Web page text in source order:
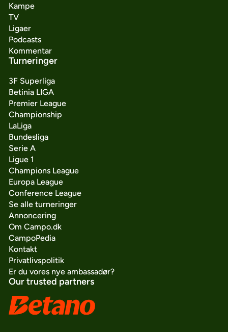
Kampe
TV
Ligaer
Podcasts
Kommentar
Turneringer
3F Superliga
Betinia LIGA
Premier League
Championship
LaLiga
Bundesliga
Serie A
Ligue 1
Champions League
Europa League
Conference League
Se alle turneringer
Annoncering
Om Campo.dk
CampoPedia
Kontakt
Privatlivspolitik
Er du vores nye ambassadør?
Our trusted partners